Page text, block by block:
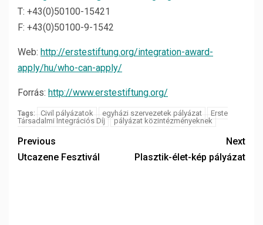
T: +43(0)50100-15421
F: +43(0)50100-9-1542
Web: http://erstestiftung.org/integration-award-
apply/hu/who-can-apply/
Forrás: http://www.erstestiftung.org/
Tags: Civil pályázatok egyházi szervezetek pályázat
Erste
Társadalmi Integrációs Díj
pályázat közintézményeknek
Previous
Utcazene Fesztivál
Next
Plasztik-élet-kép pályázat